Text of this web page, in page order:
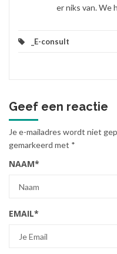
er niks van. We
_E-consult
Geef een reactie
Je e-mailadres wordt niet
gemarkeerd met *
NAAM*
EMAIL*